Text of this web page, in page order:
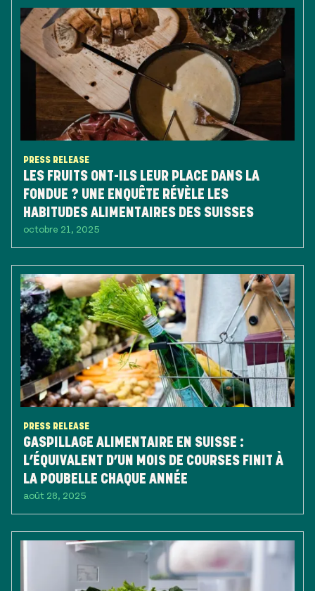
PRESS RELEASE
LES FRUITS ONT-ILS LEUR PLACE DANS LA
FONDUE ? UNE ENQUÊTE RÉVÈLE LES
HABITUDES ALIMENTAIRES DES SUISSES
octobre 21, 2025
PRESS RELEASE
GASPILLAGE ALIMENTAIRE EN SUISSE :
L’ÉQUIVALENT D’UN MOIS DE COURSES FINIT À
LA POUBELLE CHAQUE ANNÉE
août 28, 2025